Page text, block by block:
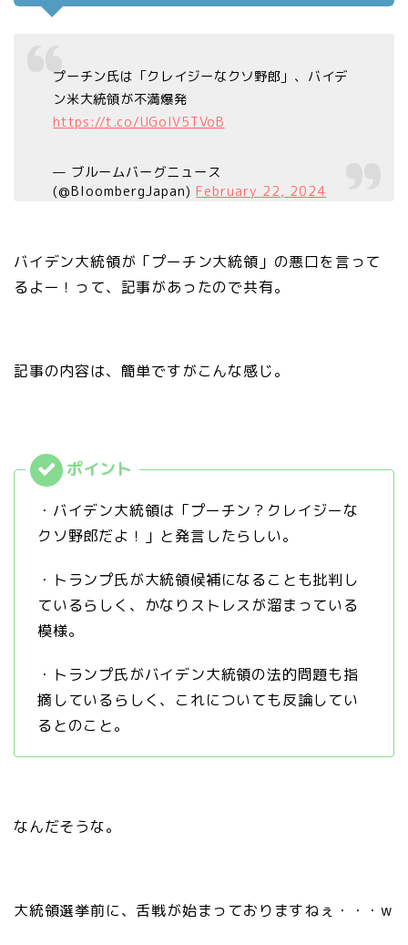
プーチン氏は「クレイジーなクソ野郎」、バイデ
ン米大統領が不満爆発
https://t.co/UGoIV5TVoB
— ブルームバーグニュース
(@BloombergJapan) February 22, 2024
バイデン大統領が「プーチン大統領」の悪口を言って
るよー！って、記事があったので共有。
記事の内容は、簡単ですがこんな感じ。
・バイデン大統領は「プーチン？クレイジーな
クソ野郎だよ！」と発言したらしい。
・トランプ氏が大統領候補になることも批判し
ているらしく、かなりストレスが溜まっている
模様。
・トランプ氏がバイデン大統領の法的問題も指
摘しているらしく、これについても反論してい
るとのこと。
なんだそうな。
大統領選挙前に、舌戦が始まっておりますねぇ・・・w